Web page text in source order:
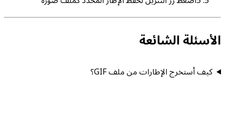
الأسئلة الشائعة
كيف أستخرج الإطارات من ملف GIF؟